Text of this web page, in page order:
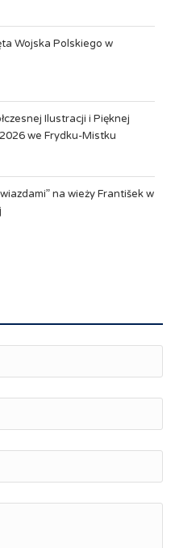
Wojska Polskiego w
Ilustracji i Pięknej
we Frydku-Mistku
na wieży František w